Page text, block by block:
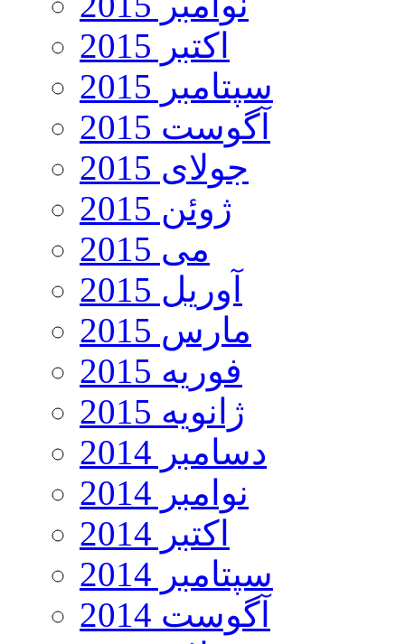
اکتبر 2015
سپتامبر 2015
آگوست 2015
جولای 2015
ژوئن 2015
می 2015
آوریل 2015
مارس 2015
فوریه 2015
ژانویه 2015
دسامبر 2014
نوامبر 2014
اکتبر 2014
سپتامبر 2014
آگوست 2014